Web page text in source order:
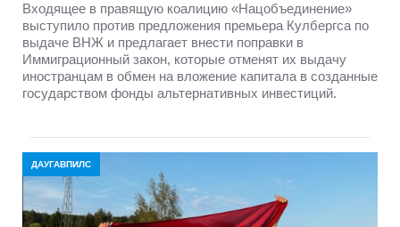
Входящее в правящую коалицию «Нацобъединение»
выступило против предложения премьера Кулбергса по
выдаче ВНЖ и предлагает внести поправки в
Иммиграционный закон, которые отменят их выдачу
иностранцам в обмен на вложение капитала в созданные
государством фонды альтернативных инвестиций.
ДАУГАВПИЛС